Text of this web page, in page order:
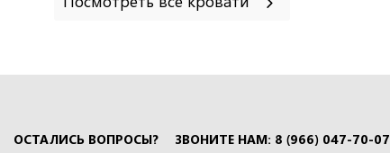
ОСТАЛИСЬ ВОПРОСЫ? ЗВОНИТЕ НАМ: 8 (966) 047-70-07